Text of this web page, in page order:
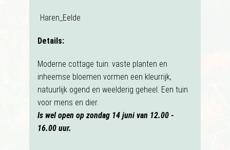
Haren_Eelde
Details:
Moderne cottage tuin: vaste planten en
inheemse bloemen vormen een kleurrijk,
natuurlijk ogend en weelderig geheel. Een tuin
voor mens en dier.
Is wel open op zondag 14 juni van 12.00 -
16.00 uur.